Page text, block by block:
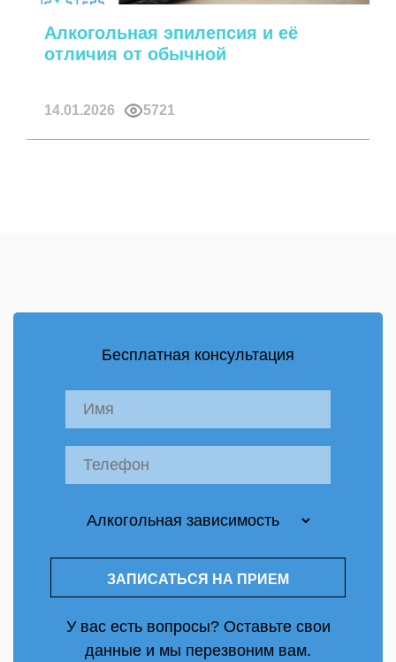
Алкогольная эпилепсия и её
отличия от обычной
14.01.2026 5721
Бесплатная консультация
У вас есть вопросы? Оставьте свои
данные и мы перезвоним вам.